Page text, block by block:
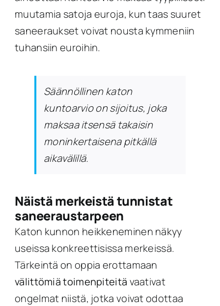
muutamia satoja euroja, kun taas suuret
saneeraukset voivat nousta kymmeniin
tuhansiin euroihin.
Säännöllinen katon
kuntoarvio on sijoitus, joka
maksaa itsensä takaisin
moninkertaisena pitkällä
aikavälillä.
Näistä merkeistä tunnistat
saneeraustarpeen
Katon kunnon heikkeneminen näkyy
useissa konkreettisissa merkeissä.
Tärkeintä on oppia erottamaan
välittömiä toimenpiteitä vaativat
ongelmat niistä, jotka voivat odottaa